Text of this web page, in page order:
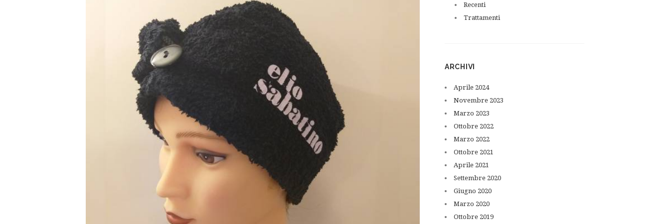
Recenti
Trattamenti
ARCHIVI
Aprile 2024
Novembre 2023
Marzo 2023
Ottobre 2022
Marzo 2022
Ottobre 2021
Aprile 2021
Settembre 2020
Giugno 2020
Marzo 2020
Ottobre 2019